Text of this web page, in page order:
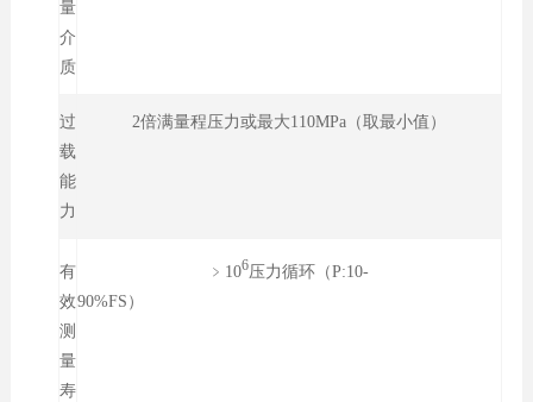
量
介
质
过
载
能
力
2倍满量程压力或最大110MPa（取最小值）
有
效
测
量
寿
﹥106压力循环（P:10-
90%FS）